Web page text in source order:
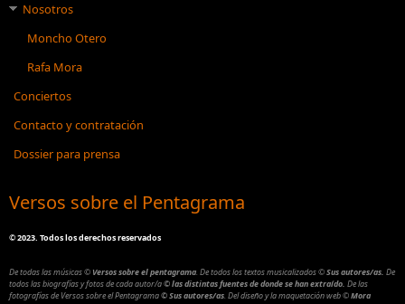
Nosotros
Moncho Otero
Rafa Mora
Conciertos
Contacto y contratación
Dossier para prensa
Versos sobre el Pentagrama
©2023. Todos los derechos reservados
De todas las músicas© Versos sobre el pentagrama. De todos los textos musicalizados©Sus autores/as. De
todos las biografías y fotos de cada autor/a© las distintas fuentes de donde se han extraído. De las
fotografías de Versos sobre el Pentagrama© Sus autores/as. Del diseño y la maquetación web©Mora